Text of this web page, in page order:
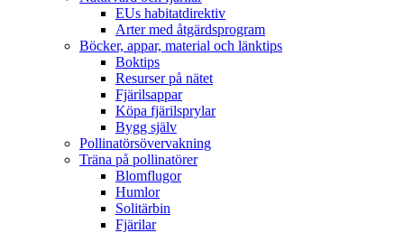
EUs habitatdirektiv
Arter med åtgärdsprogram
Böcker, appar, material och länktips
Boktips
Resurser på nätet
Fjärilsappar
Köpa fjärilsprylar
Bygg själv
Pollinatörsövervakning
Träna på pollinatörer
Blomflugor
Humlor
Solitärbin
Fjärilar